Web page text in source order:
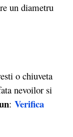
un diametru
o chiuveta
nevoilor si
: Verifica